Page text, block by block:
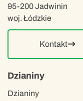
95-200 Jadwinin
woj. Łódzkie
Kontakt
Dzianiny
Dzianiny